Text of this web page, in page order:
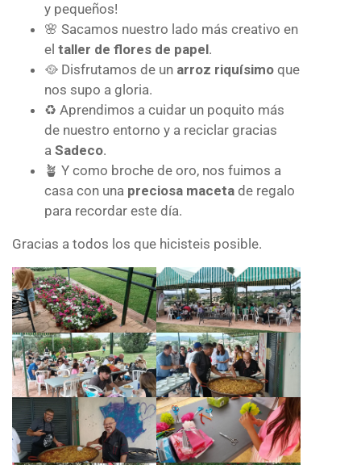
y pequeños!
🌸 Sacamos nuestro lado más creativo en
el taller de flores de papel.
🥘 Disfrutamos de un arroz riquísimo que
nos supo a gloria.
♻️ Aprendimos a cuidar un poquito más
de nuestro entorno y a reciclar gracias
a Sadeco.
🪴 Y como broche de oro, nos fuimos a
casa con una preciosa maceta de regalo
para recordar este día.
Gracias a todos los que hicisteis posible.